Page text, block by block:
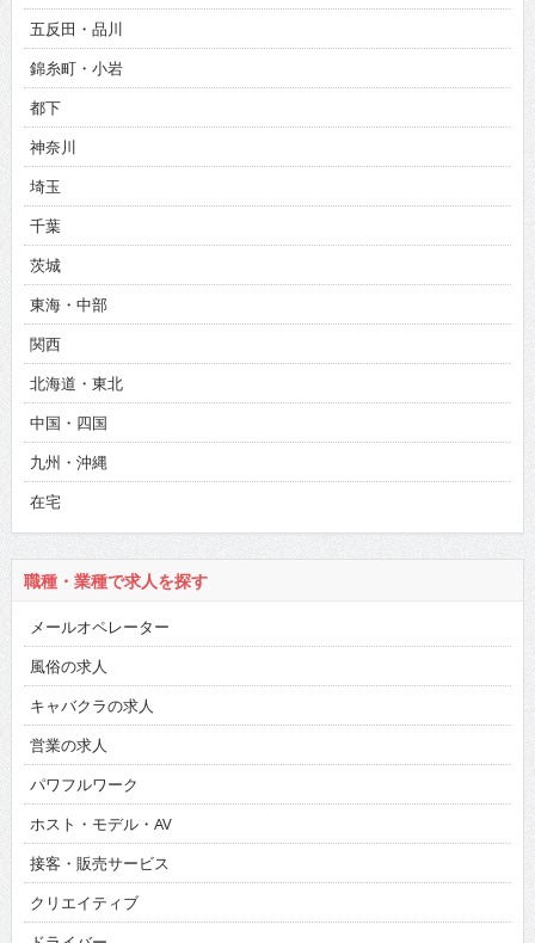
五反田・品川
錦糸町・小岩
都下
神奈川
埼玉
千葉
茨城
東海・中部
関西
北海道・東北
中国・四国
九州・沖縄
在宅
職種・業種で求人を探す
メールオペレーター
風俗の求人
キャバクラの求人
営業の求人
パワフルワーク
ホスト・モデル・AV
接客・販売サービス
クリエイティブ